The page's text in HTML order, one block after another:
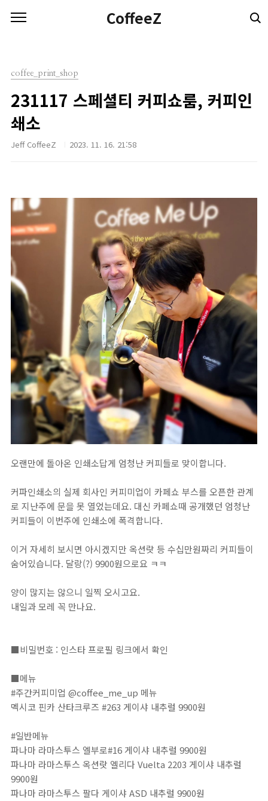
CoffeeZ
coffee_print_shop
231117 스페셜티 커피쇼룸, 커피인
쇄소
Jeff CoffeeZ 2023. 11. 16. 21:58
오랜만에 돌아온 인쇄소답게 엄청난 커피들로 맞이합니다.
커파인쇄소의 실제 회사인 커피미업이 카페쇼 부스를 오픈한 관계
로 지난주에 문을 못 열었는데요. 대신 카페쇼때 공개했던 엄청난
커피들이 이번주에 인쇄소에 폭격합니다.
이거 자세히 보시면 아시겠지만 옥션랏 등 수십만원짜리 커피들이
숨어있습니다. 달랑(?) 9900원으로요 ㅋㅋ
양이 많지는 않으니 일찍 오시고요.
내일과 모레 꼭 만나요.
■비밀번호 : 인스타 프로필 링크에서 확인⁣⁣⁣⁣⁣⁣⁣⁣⁣⁣⁣⁣⁣⁣⁣⁣⁣⁣⁣⁣⁣⁣⁣⁣⁣⁣⁣⁣⁣⁣⁣⁣⁣⁣⁣⁣⁣⁣⁣⁣⁣⁣⁣⁣⁣⁣⁣⁣⁣⁣⁣⁣⁣⁣⁣⁣⁣⁣⁣⁣⁣⁣⁣⁣⁣⁣⁣⁣⁣⁣⁣⁣⁣⁣⁣⁣⁣⁣⁣⁣⁣⁣⁣⁣⁣⁣⁣⁣⁣⁣⁣⁣⁣⁣⁣⁣⁣⁣⁣⁣⁣⁣⁣⁣⁣⁣⁣⁣⁣⁣⁣⁣⁣⁣⁣⁣⁣⁣⁣⁣⁣⁣⁣⁣⁣⁣⁣⁣⁣⁣⁣⁣⁣⁣⁣⁣⁣⁣⁣⁣⁣⁣⁣⁣⁣⁣⁣⁣⁣⁣⁣⁣⁣⁣⁣⁣⁣⁣⁣⁣⁣⁣⁣⁣⁣⁣⁣⁣⁣⁣⁣⁣⁣⁣⁣⁣⁣⁣⁣⁣⁣⁣⁣⁣⁣⁣⁣⁣⁣⁣⁣⁣⁣⁣⁣⁣⁣⁣⁣⁣⁣⁣⁣⁣⁣⁣⁣⁣⁣⁣⁣⁣⁣⁣⁣⁣⁣⁣⁣⁣⁣⁣⁣⁣⁣⁣⁣⁣⁣⁣⁣⁣⁣⁣⁣⁣⁣⁣⁣⁣⁣⁣⁣⁣⁣⁣⁣⁣⁣⁣⁣⁣⁣⁣⁣⁣⁣⁣⁣⁣⁣⁣⁣⁣⁣⁣⁣⁣⁣⁣⁣⁣⁣⁣⁣⁣⁣⁣⁣⁣⁣⁣⁣⁣⁣⁣⁣⁣
■메뉴⁣⁣⁣⁣⁣⁣⁣⁣⁣⁣⁣⁣⁣⁣⁣⁣⁣⁣⁣⁣⁣⁣⁣⁣⁣⁣⁣⁣⁣⁣⁣⁣⁣⁣⁣⁣⁣⁣⁣⁣⁣⁣⁣⁣⁣⁣⁣⁣⁣⁣⁣⁣⁣⁣⁣⁣⁣⁣⁣⁣⁣⁣⁣⁣⁣⁣⁣⁣⁣⁣⁣⁣⁣⁣⁣⁣⁣⁣⁣⁣⁣⁣⁣⁣⁣⁣⁣⁣⁣⁣⁣⁣⁣⁣⁣⁣⁣⁣⁣⁣⁣⁣⁣⁣⁣⁣⁣⁣⁣⁣⁣⁣⁣⁣⁣⁣⁣⁣⁣⁣⁣⁣⁣⁣⁣⁣⁣⁣⁣⁣⁣⁣⁣⁣⁣⁣⁣⁣⁣⁣⁣⁣⁣⁣⁣⁣⁣⁣⁣⁣⁣⁣⁣⁣⁣⁣⁣⁣⁣⁣⁣⁣⁣⁣⁣⁣⁣⁣⁣⁣⁣⁣⁣⁣⁣⁣⁣⁣⁣⁣⁣⁣⁣⁣⁣⁣⁣⁣⁣⁣⁣⁣⁣⁣⁣⁣⁣⁣⁣⁣⁣⁣⁣⁣⁣⁣⁣⁣⁣⁣⁣⁣⁣⁣⁣⁣⁣⁣⁣⁣⁣⁣⁣⁣⁣⁣⁣⁣⁣⁣⁣⁣⁣⁣⁣⁣⁣⁣⁣⁣⁣⁣⁣⁣⁣⁣⁣⁣⁣⁣⁣⁣⁣⁣⁣⁣⁣⁣⁣⁣⁣⁣⁣⁣⁣⁣⁣⁣⁣⁣⁣⁣⁣⁣⁣⁣⁣⁣⁣⁣⁣⁣⁣⁣⁣⁣⁣⁣⁣⁣⁣⁣⁣⁣⁣⁣⁣⁣⁣⁣⁣⁣⁣⁣⁣⁣⁣⁣⁣⁣⁣
#주간커피미업 @coffee_me_up 메뉴⁣⁣⁣⁣⁣⁣⁣⁣⁣⁣⁣⁣⁣⁣⁣⁣⁣⁣
멕시코 핀카 산타크루즈 #263 게이샤 내추럴 9900원
#일반메뉴
파나마 라마스투스 엘부로#16 게이샤 내추럴 9900원
파나마 라마스투스 옥션랏 엘리다 Vuelta 2203 게이샤 내추럴
9900원
파나마 라마스투스 팔다 게이샤 ASD 내추럴 9900원